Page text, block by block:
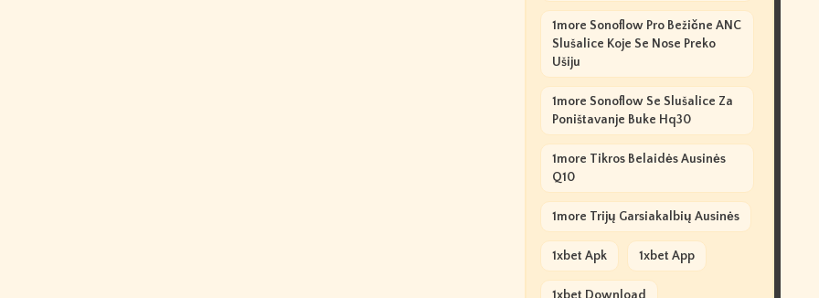
1more Sonoflow Pro Bežične ANC
Slušalice Koje Se Nose Preko
Ušiju
1more Sonoflow Se Slušalice Za
Poništavanje Buke Hq30
1more Tikros Belaidės Ausinės
Q10
1more Trijų Garsiakalbių Ausinės
1xbet Apk 1xbet App